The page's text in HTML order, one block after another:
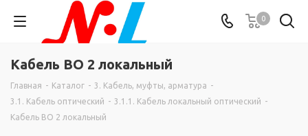
0
Кабель ВО 2 локальный
Главная - Каталог - 3. Кабель, муфты, арматура -
3.1. Кабель оптический - 3.1.1. Кабель локальный оптический -
Кабель ВО 2 локальный